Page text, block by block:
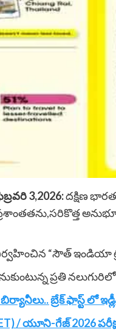
3,2026:దక్షిణ
నిర్వహించిన “సౌత్
ప్రతి నలుగురిలో
బిర్యానీలు.. బ్రేక్ ఫాస్ట్ లో
/ యూని-గేజ్ 2026